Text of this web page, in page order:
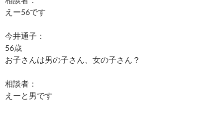
えー56です
今井通子：
56歳
お子さんは男の子さん、女の子さん？
相談者：
えーと男です